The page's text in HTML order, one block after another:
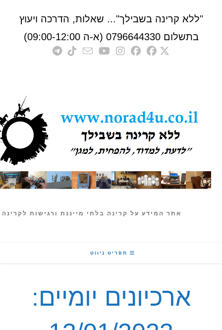
קרינה בשבילך"... שאלות, הדרכה ויעוץ
0796644330 (א-ה 09:00-12:00)
אתר המידע על קרינה בלתי מייננת ורגישות לקרינה
תפריט ניווט
ארכיונים יומיים: